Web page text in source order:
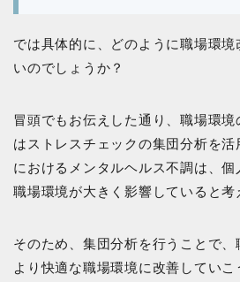
では具体的に、どのように職場環
いのでしょうか？
冒頭でもお伝えした通り、職場環
はストレスチェックの集団分析を
におけるメンタルヘルス不調は、個
職場環境が大きく影響していると考
そのため、集団分析を行うことで、
より快適な職場環境に改善してい